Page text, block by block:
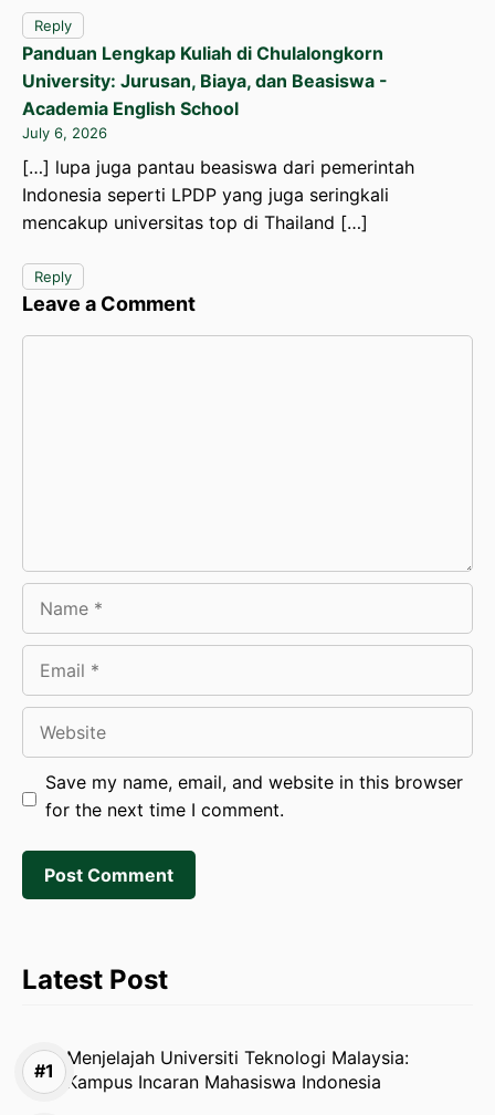
Reply
Panduan Lengkap Kuliah di Chulalongkorn
University: Jurusan, Biaya, dan Beasiswa -
Academia English School
July 6, 2026
[…] lupa juga pantau beasiswa dari pemerintah
Indonesia seperti LPDP yang juga seringkali
mencakup universitas top di Thailand […]
Reply
Leave a Comment
Save my name, email, and website in this browser
for the next time I comment.
Latest Post
Menjelajah Universiti Teknologi Malaysia:
Kampus Incaran Mahasiswa Indonesia